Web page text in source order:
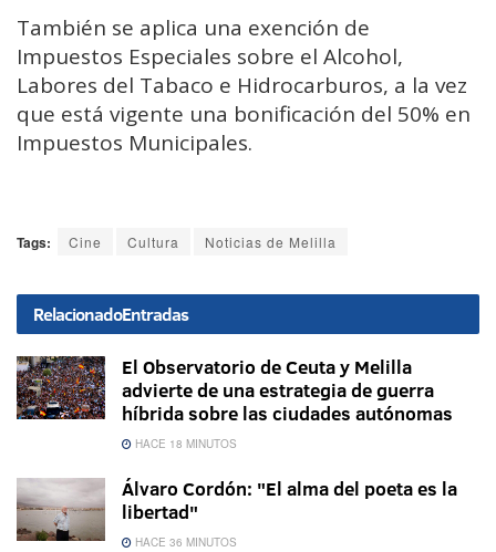
También se aplica una exención de
Impuestos Especiales sobre el Alcohol,
Labores del Tabaco e Hidrocarburos, a la vez
que está vigente una bonificación del 50% en
Impuestos Municipales.
Tags: Cine Cultura Noticias de Melilla
RelacionadoEntradas
El Observatorio de Ceuta y Melilla
advierte de una estrategia de guerra
híbrida sobre las ciudades autónomas
HACE 18 MINUTOS
Álvaro Cordón: "El alma del poeta es la
libertad"
HACE 36 MINUTOS